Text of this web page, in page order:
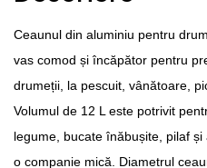
Ceaunul din aluminiu pentru
vas comod și încăpător pentru
drumeții, la pescuit, vânătoare,
Volumul de 12 L este potrivit
legume, bucate înăbușite, pilaf
o companie mică. Diametrul